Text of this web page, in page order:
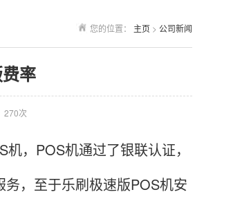
您的位置： 主页 > 公司新闻
率
270次
，POS机通过了银联认证，
，至于乐刷极速版POS机安